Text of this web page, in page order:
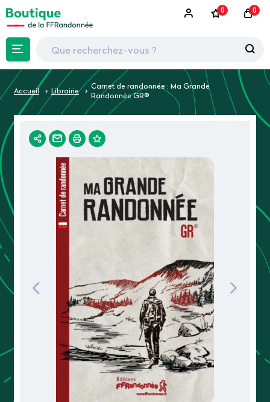
0 0
Accueil Librairie
Carnet de randonnée : Ma Grande
Randonnée GR®
-30%